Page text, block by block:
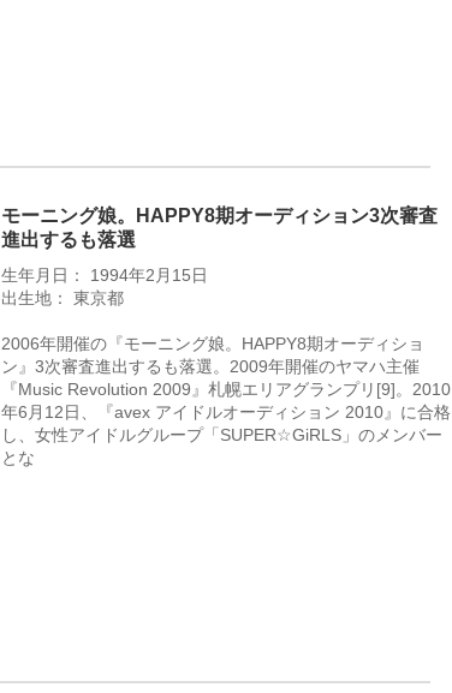
モーニング娘。HAPPY8期オーディション3次審査
進出するも落選
生年月日： 1994年2月15日
出生地： 東京都
2006年開催の『モーニング娘。HAPPY8期オーディショ
ン』3次審査進出するも落選。2009年開催のヤマハ主催
『Music Revolution 2009』札幌エリアグランプリ[9]。2010
年6月12日、『avex アイドルオーディション 2010』に合格
し、女性アイドルグループ「SUPER☆GiRLS」のメンバー
とな